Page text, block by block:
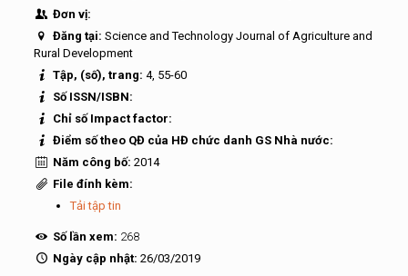
Đơn vị:
Đăng tại: Science and Technology Journal of Agriculture and
Rural Development
Tập, (số), trang: 4, 55-60
Số ISSN/ISBN:
Chỉ số Impact factor:
Điểm số theo QĐ của HĐ chức danh GS Nhà nước:
Năm công bố: 2014
File đính kèm:
Tải tập tin
Số lần xem: 268
Ngày cập nhật: 26/03/2019